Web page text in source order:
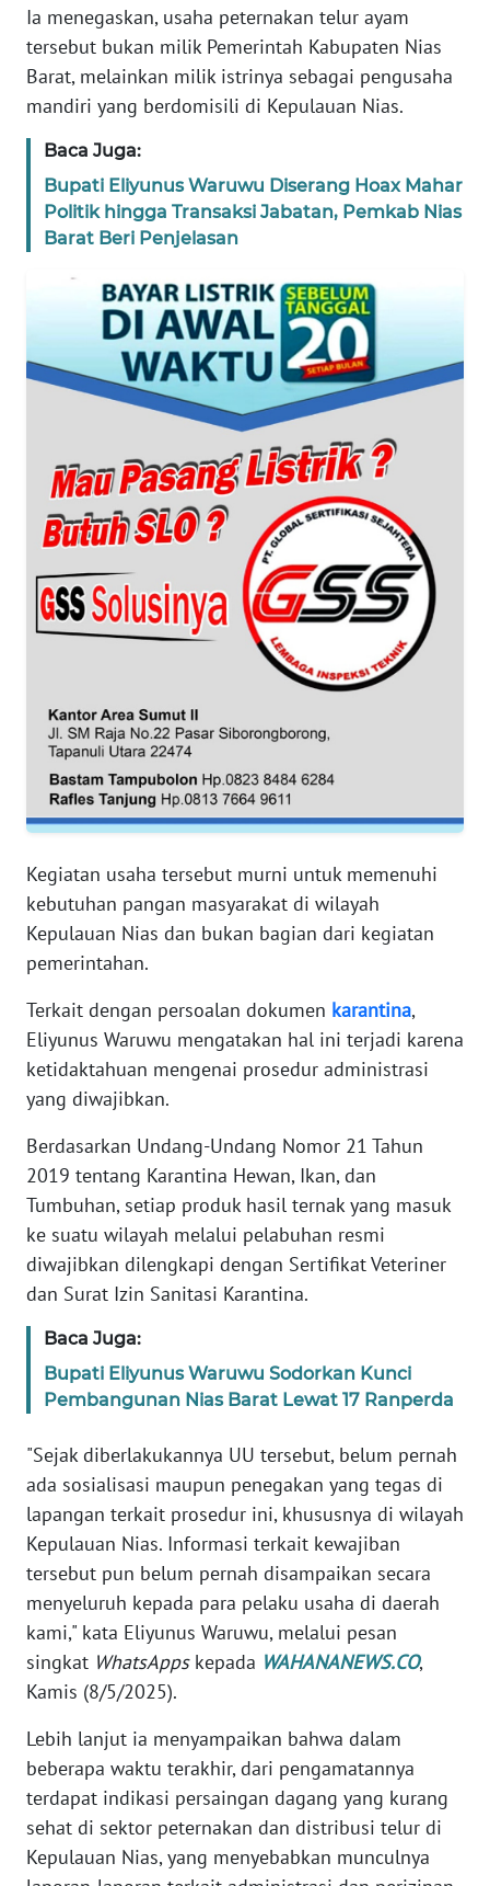
Ia menegaskan, usaha peternakan telur ayam
tersebut bukan milik Pemerintah Kabupaten Nias
Barat, melainkan milik istrinya sebagai pengusaha
mandiri yang berdomisili di Kepulauan Nias.
Baca Juga:
Bupati Eliyunus Waruwu Diserang Hoax Mahar
Politik hingga Transaksi Jabatan, Pemkab Nias
Barat Beri Penjelasan
Kegiatan usaha tersebut murni untuk memenuhi
kebutuhan pangan masyarakat di wilayah
Kepulauan Nias dan bukan bagian dari kegiatan
pemerintahan.
Terkait dengan persoalan dokumen karantina,
Eliyunus Waruwu mengatakan hal ini terjadi karena
ketidaktahuan mengenai prosedur administrasi
yang diwajibkan.
Berdasarkan Undang-Undang Nomor 21 Tahun
2019 tentang Karantina Hewan, Ikan, dan
Tumbuhan, setiap produk hasil ternak yang masuk
ke suatu wilayah melalui pelabuhan resmi
diwajibkan dilengkapi dengan Sertifikat Veteriner
dan Surat Izin Sanitasi Karantina.
Baca Juga:
Bupati Eliyunus Waruwu Sodorkan Kunci
Pembangunan Nias Barat Lewat 17 Ranperda
"Sejak diberlakukannya UU tersebut, belum pernah
ada sosialisasi maupun penegakan yang tegas di
lapangan terkait prosedur ini, khususnya di wilayah
Kepulauan Nias. Informasi terkait kewajiban
tersebut pun belum pernah disampaikan secara
menyeluruh kepada para pelaku usaha di daerah
kami," kata Eliyunus Waruwu, melalui pesan
singkat WhatsAppskepada WAHANANEWS.CO,
Kamis (8/5/2025).
Lebih lanjut ia menyampaikan bahwa dalam
beberapa waktu terakhir, dari pengamatannya
terdapat indikasi persaingan dagang yang kurang
sehat di sektor peternakan dan distribusi telur di
Kepulauan Nias, yang menyebabkan munculnya
PEDOMAN
MEDIA
SIBER
KARIR
DISCLAIMER
WN
WN
JAKARTA
JABAR
WN
WN
NTT
WN
KEPRI
WN
PAPUA
WN
BARAT
WN
RIAU
WN
SERAMBI
WN
JAMBI
SULTRA
WN
SULTENG
WN
SULBAR
WN
BABEL
SUMBAR
WN
SUMSEL
WN